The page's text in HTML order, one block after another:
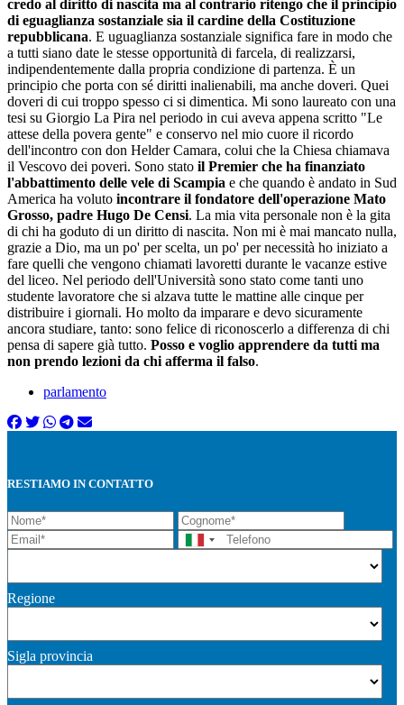
credo al diritto di nascita ma al contrario ritengo che il principio
di eguaglianza sostanziale sia il cardine della Costituzione
repubblicana. E uguaglianza sostanziale significa fare in modo che
a tutti siano date le stesse opportunità di farcela, di realizzarsi,
indipendentemente dalla propria condizione di partenza. È un
principio che porta con sé diritti inalienabili, ma anche doveri. Quei
doveri di cui troppo spesso ci si dimentica. Mi sono laureato con una
tesi su Giorgio La Pira nel periodo in cui aveva appena scritto "Le
attese della povera gente" e conservo nel mio cuore il ricordo
dell'incontro con don Helder Camara, colui che la Chiesa chiamava
il Vescovo dei poveri. Sono stato il Premier che ha finanziato
l'abbattimento delle vele di Scampia e che quando è andato in Sud
America ha voluto incontrare il fondatore dell'operazione Mato
Grosso, padre Hugo De Censi. La mia vita personale non è la gita
di chi ha goduto di un diritto di nascita. Non mi è mai mancato nulla,
grazie a Dio, ma un po' per scelta, un po' per necessità ho iniziato a
fare quelli che vengono chiamati lavoretti durante le vacanze estive
del liceo. Nel periodo dell'Università sono stato come tanti uno
studente lavoratore che si alzava tutte le mattine alle cinque per
distribuire i giornali. Ho molto da imparare e devo sicuramente
ancora studiare, tanto: sono felice di riconoscerlo a differenza di chi
pensa di sapere già tutto. Posso e voglio apprendere da tutti ma
non prendo lezioni da chi afferma il falso.
parlamento
RESTIAMO IN CONTATTO
Regione
Sigla provincia